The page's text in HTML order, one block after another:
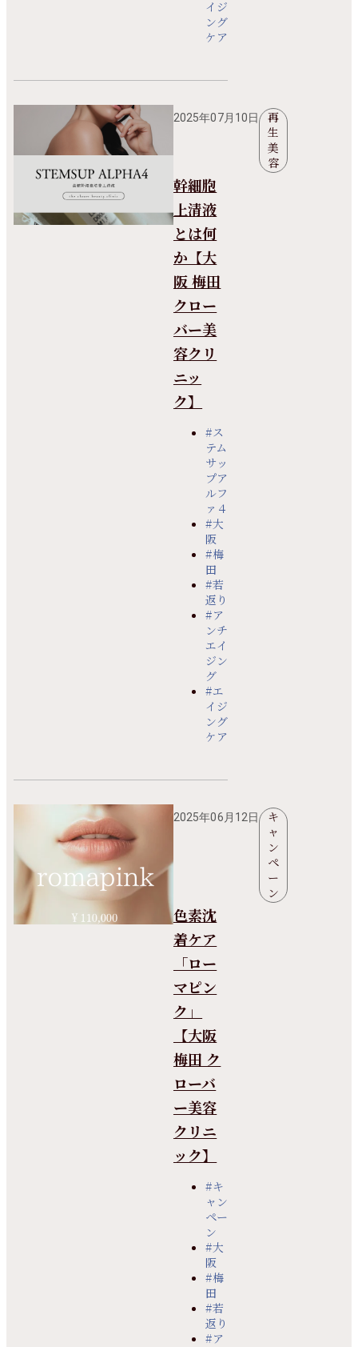
イジ
ング
ケア
2025年07月10日
再
生
美
容
幹細胞
上清液
とは何
か【大
阪 梅田
クロー
バー美
容クリ
ニッ
ク】
#ス
テム
サッ
プア
ルフ
ァ４
#大
阪
#梅
田
#若
返り
#ア
ンチ
エイ
ジン
グ
#エ
イジ
ング
ケア
2025年06月12日
キ
ャ
ン
ペ
ー
ン
色素沈
着ケア
「ロー
マピン
ク」
【大阪
梅田 ク
ローバ
ー美容
クリニ
ック】
#キ
ャン
ペー
ン
#大
阪
#梅
田
#若
返り
#ア